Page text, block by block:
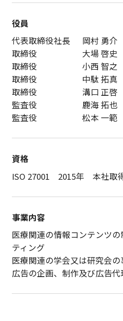
役員
代表取締役社長
岡村 勇介
取締役
大場 啓史
取締役
小西 智之
取締役
中駄 拓真
取締役
溝口 正啓
監査役
鹿海 拓也
監査役
松本 一範
資格
ISO 27001 2015年 本社取得
事業内容
医療関連の情報コンテンツ
ティング
医療関連の学会又は研究会
広告の企画、制作及び広告